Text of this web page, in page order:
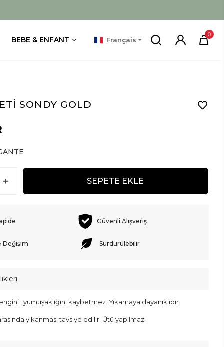
BEBE & ENFANT Français
0
SONDY GOLD
SEPETE EKLE
Güvenli Alışveriş
Değişim Sürdürülebilir
, yumuşaklığını kaybetmez. Yıkamaya dayanıklıdır.
yıkanması tavsiye edilir. Ütü yapılmaz.